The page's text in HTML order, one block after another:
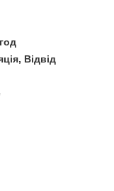
Відвід